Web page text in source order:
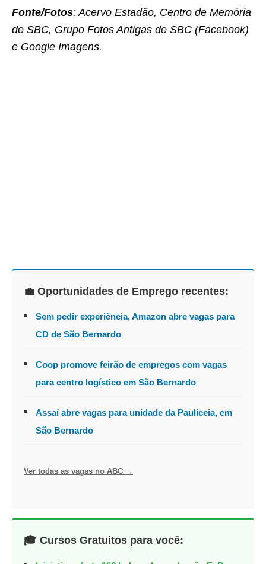
Fonte/Fotos: Acervo Estadão, Centro de Memória
de SBC, Grupo Fotos Antigas de SBC (Facebook)
e Google Imagens.
💼 Oportunidades de Emprego recentes:
Sem pedir experiência, Amazon abre vagas para
CD de São Bernardo
Coop promove feirão de empregos com vagas
para centro logístico em São Bernardo
Assaí abre vagas para unidade da Pauliceia, em
São Bernardo
Ver todas as vagas no ABC →
🎓 Cursos Gratuitos para você: